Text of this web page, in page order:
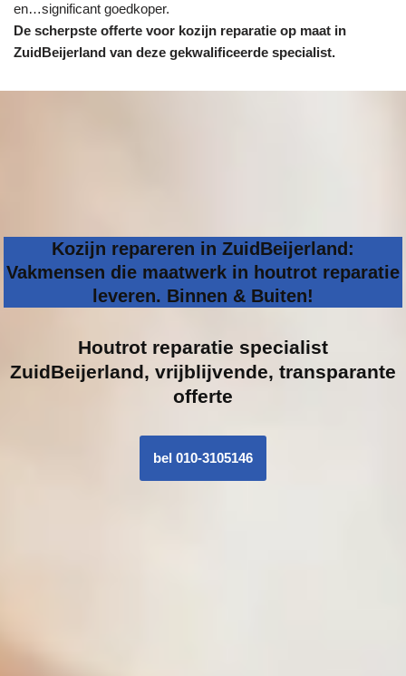
en…significant goedkoper.
De scherpste offerte voor kozijn reparatie op maat in
ZuidBeijerland van deze gekwalificeerde specialist.
Kozijn repareren in ZuidBeijerland:
Vakmensen die maatwerk in houtrot reparatie
leveren. Binnen & Buiten!
Houtrot reparatie specialist
ZuidBeijerland, vrijblijvende, transparante
offerte
bel 010-3105146